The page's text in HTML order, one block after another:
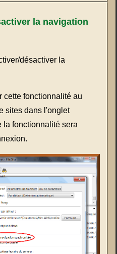
la navigation
désactiver la
cette fonctionnalité au
sites dans l'onglet
la fonctionnalité sera